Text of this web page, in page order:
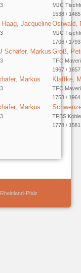
MJC
1538 / 1465
Haag, JacquelineOstwald,
MJC
1706 / 1793
/ Schäfer, Markus Groß,
TFC
1967 / 1657
Markus Klaffke,
TFC
1753 / 1964
Markus
TFBS
1778 / 1581
Pfalz